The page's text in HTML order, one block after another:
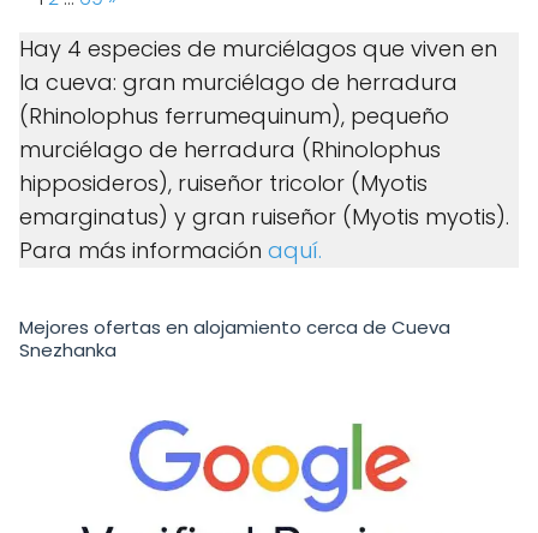
Hay 4 especies de murciélagos que viven en
la cueva: gran murciélago de herradura
(Rhinolophus ferrumequinum), pequeño
murciélago de herradura (Rhinolophus
hipposideros), ruiseñor tricolor (Myotis
emarginatus) y gran ruiseñor (Myotis myotis).
Para más información aquí.
Mejores ofertas en alojamiento cerca de Cueva
Snezhanka